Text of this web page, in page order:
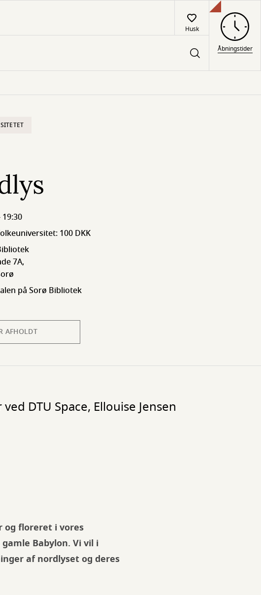
Husk
Åbningstider
19:30
100 DKK
7A,
på Sorø Bibliotek
AFHOLDT
DTU Space, Ellouise Jensen
og floreret i vores
Babylon. Vi vil i
af nordlyset og deres